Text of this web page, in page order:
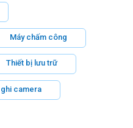
Máy chấm công
Thiết bị lưu trữ
camera